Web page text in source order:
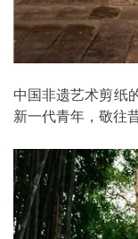
中国非遗艺术剪纸
新一代青年，敬往